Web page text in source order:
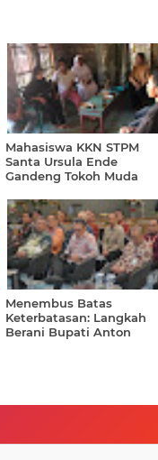
Mahasiswa KKN STPM
Santa Ursula Ende
Gandeng Tokoh Muda
HUT RI dan Pelatihan
Minyak Kemiri
Menembus Batas
Keterbatasan: Langkah
Berani Bupati Anton